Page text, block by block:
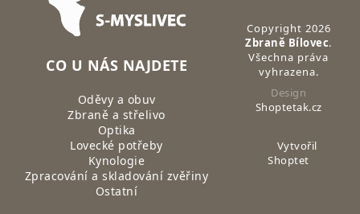
CO U NÁS NAJDETE
Oděvy a obuv
Zbraně a střelivo
Optika
Lovecké potřeby
Kynologie
Zpracování a skladování zvěřiny
Ostatní
Copyright 2026
Zbraně Bílovec.
Všechna práva
vyhrazena.
Design
Shoptetak.cz
Vytvořil
Shoptet